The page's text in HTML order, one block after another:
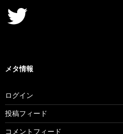
Twitter
メタ情報
ログイン
投稿フィード
コメントフィード